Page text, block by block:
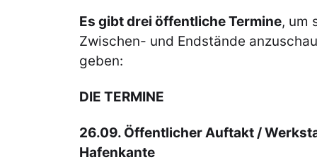
Es gibt drei öffentliche Termine, um
Zwischen- und Endstände
geben:
DIE TERMINE
26.09. Öffentlicher Auftakt /
Hafenkante